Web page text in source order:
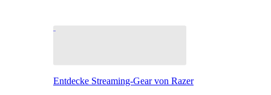
Entdecke Streaming-Gear von Razer